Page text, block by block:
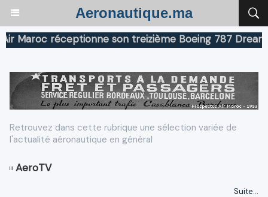
Aeronautique.ma
réceptionne son treizième Boeing 787 Dreamliner
Retrouvez dans cette rubrique une sélection variée de
l'actualité aéronautique en général
AeroTV
Suite...